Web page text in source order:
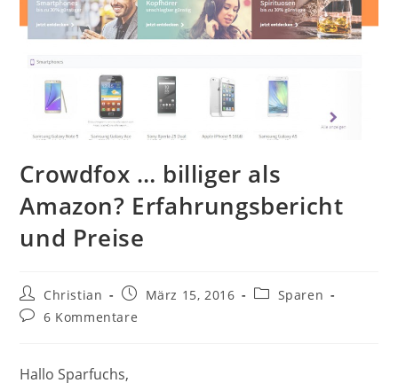
Crowdfox … billiger als
Amazon? Erfahrungsbericht
und Preise
Beitrags-
Autor:
Christian
BeitragMärz 15, 2016
Beitrags-
Sparen
Beitrags-
6 Kommentare
Hallo Sparfuchs,